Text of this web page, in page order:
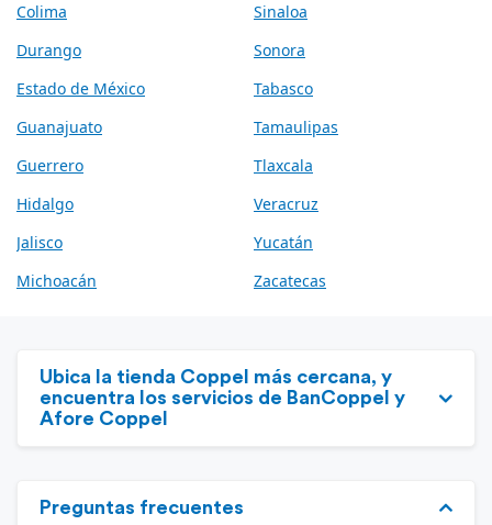
Colima
Durango
Estado de México
Guanajuato
Guerrero
Hidalgo
Jalisco
Michoacán
Sinaloa
Sonora
Tabasco
Tamaulipas
Tlaxcala
Veracruz
Yucatán
Zacatecas
Ubica la tienda Coppel más cercana, y
encuentra los servicios de BanCoppel y
Afore Coppel
Preguntas frecuentes